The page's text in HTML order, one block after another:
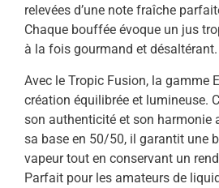
relevées d’une note fraîche
Chaque bouffée évoque un jus
à la fois gourmand et désaltérant.
Avec le Tropic Fusion, la gamme
création équilibrée et lumineuse.
son authenticité et son harmonie
sa base en 50/50, il garantit une
vapeur tout en conservant un
Parfait pour les amateurs de